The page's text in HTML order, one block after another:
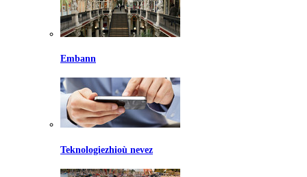
Embann
Teknologiezhioù nevez